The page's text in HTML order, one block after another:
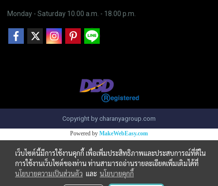
Monday - Saturday 10.00 a.m. - 18.00 p.m.
Copyright by charanyagroup.com
Powered by MakeWebEasy.com
เว็บไซต์นี้มีการใช้งานคุกกี้ เพื่อเพิ่มประสิทธิภาพและประสบการณ์ที่ดีใน
การใช้งานเว็บไซต์ของท่าน ท่านสามารถอ่านรายละเอียดเพิ่มเติมได้ที่
นโยบายความเป็นส่วนตัว และ นโยบายคุกกี้